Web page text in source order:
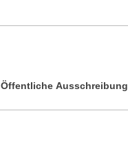
Öffentliche Ausschreibung